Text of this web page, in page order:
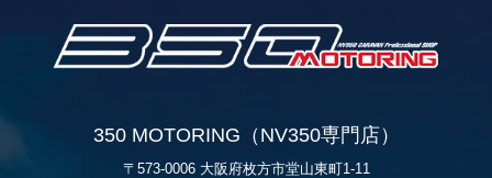
350 MOTORING（NV350専門店）
〒573-0006 大阪府枚方市堂山東町1-11